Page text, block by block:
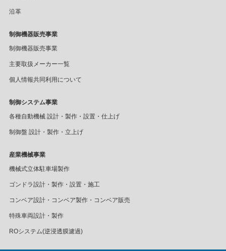
沿革
制御機器販売事業
制御機器販売事業
主要取扱メーカー一覧
個人情報共同利用について
制御システム事業
各種自動機械 設計・製作・設置・仕上げ
制御盤 設計・製作・立上げ
産業機械事業
機械式立体駐車場製作
ゴンドラ設計・製作・設置・施工
コンベア設計・コンベア製作・コンベア販売
特殊車両設計・製作
ROシステム(逆浸透膜濾過)